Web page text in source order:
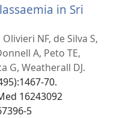
окне)
in Sri
NF, de Silva S,
A, Peto TE,
G, Weatherall DJ.
70.
16243092
5